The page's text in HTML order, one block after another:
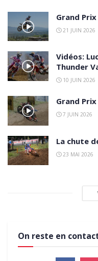
Grand
21 JUIN 2026
Vidéos:
Thunder
10 JUIN 2026
Grand
7 JUIN 2026
La chute
23 MAI 2026
On reste en